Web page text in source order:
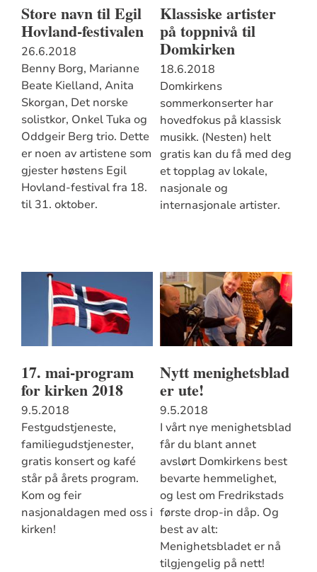
Store navn til Egil
Hovland-festivalen
26.6.2018
Benny Borg, Marianne
Beate Kielland, Anita
Skorgan, Det norske
solistkor, Onkel Tuka og
Oddgeir Berg trio. Dette
er noen av artistene som
gjester høstens Egil
Hovland-festival fra 18.
til 31. oktober.
Klassiske artister
på toppnivå til
Domkirken
18.6.2018
Domkirkens
sommerkonserter har
hovedfokus på klassisk
musikk. (Nesten) helt
gratis kan du få med deg
et topplag av lokale,
nasjonale og
internasjonale artister.
17. mai-program
for kirken 2018
9.5.2018
Festgudstjeneste,
familiegudstjenester,
gratis konsert og kafé
står på årets program.
Kom og feir
nasjonaldagen med oss i
kirken!
Nytt menighetsblad
er ute!
9.5.2018
I vårt nye menighetsblad
får du blant annet
avslørt Domkirkens best
bevarte hemmelighet,
og lest om Fredrikstads
første drop-in dåp. Og
best av alt:
Menighetsbladet er nå
tilgjengelig på nett!